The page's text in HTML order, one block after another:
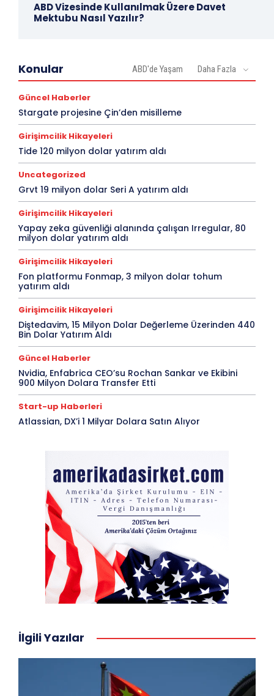
ABD Vizesinde Kullanılmak Üzere Davet
Mektubu Nasıl Yazılır?
Konular ABD'de Yaşam Daha Fazla
Güncel Haberler
Stargate projesine Çin’den misilleme
Girişimcilik Hikayeleri
Tide 120 milyon dolar yatırım aldı
Uncategorized
Grvt 19 milyon dolar Seri A yatırım aldı
Girişimcilik Hikayeleri
Yapay zeka güvenliği alanında çalışan Irregular, 80
milyon dolar yatırım aldı
Girişimcilik Hikayeleri
Fon platformu Fonmap, 3 milyon dolar tohum
yatırım aldı
Girişimcilik Hikayeleri
Diştedavim, 15 Milyon Dolar Değerleme Üzerinden 440
Bin Dolar Yatırım Aldı
Güncel Haberler
Nvidia, Enfabrica CEO’su Rochan Sankar ve Ekibini
900 Milyon Dolara Transfer Etti
Start-up Haberleri
Atlassian, DX’i 1 Milyar Dolara Satın Alıyor
İlgili Yazılar